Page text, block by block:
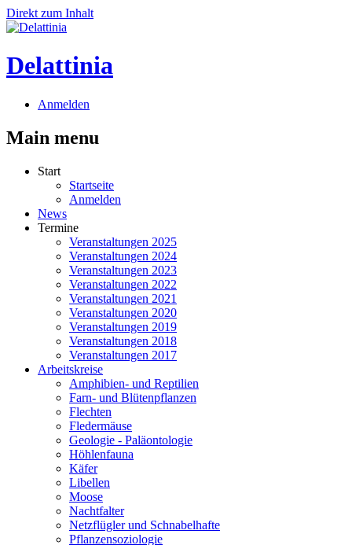
Direkt zum Inhalt
Delattinia
Anmelden
Main menu
Start
Startseite
Anmelden
News
Termine
Veranstaltungen 2025
Veranstaltungen 2024
Veranstaltungen 2023
Veranstaltungen 2022
Veranstaltungen 2021
Veranstaltungen 2020
Veranstaltungen 2019
Veranstaltungen 2018
Veranstaltungen 2017
Arbeitskreise
Amphibien- und Reptilien
Farn- und Blütenpflanzen
Flechten
Fledermäuse
Geologie - Paläontologie
Höhlenfauna
Käfer
Libellen
Moose
Nachtfalter
Netzflügler und Schnabelhafte
Pflanzensoziologie